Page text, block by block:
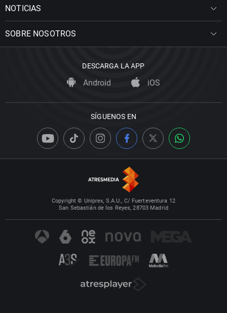
NOTICIAS
SOBRE NOSOTROS
DESCARGA LA APP
Android iOS
SÍGUENOS EN
Copyright © Uniprex, S.A.U., C/ Fuerteventura 12
San Sebastián de los Reyes, 28703 Madrid